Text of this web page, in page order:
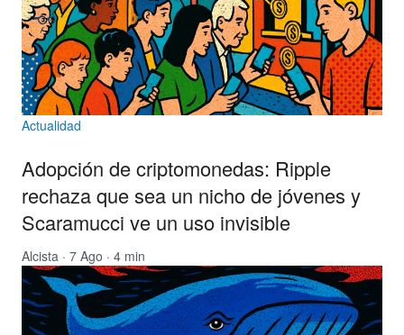
Actualidad
Adopción de criptomonedas: Ripple
rechaza que sea un nicho de jóvenes y
Scaramucci ve un uso invisible
Alcista · 7 Ago · 4 min